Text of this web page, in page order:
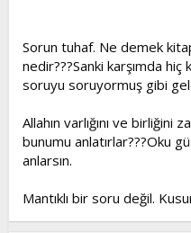
Sorun tuhaf. Ne demek
nedir???Sanki karşımda
soruyu soruyormuş gibi
Allahın varlığını ve birliğini
bunumu anlatırlar???Oku
anlarsın.
Mantıklı bir soru değil.